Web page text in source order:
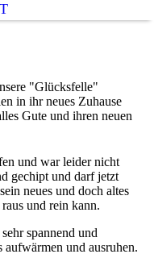
"Glücksfelle"
in ihr neues Zuhause
Gute und ihren neuen
und war leider nicht
gechipt und darf jetzt
neues und doch altes
und rein kann.
spannend und
aufwärmen und ausruhen.